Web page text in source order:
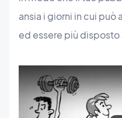
ansia i giorni in cui
ed essere più